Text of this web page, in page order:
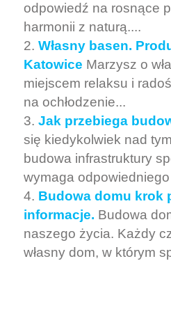
odpowiedź na rosnące
harmonii z naturą....
Własny basen.
Katowice Marzysz o
miejscem relaksu i
na ochłodzenie...
Jak przebiega
się kiedykolwiek nad
budowa infrastruktury
wymaga
Budowa domu krok
informacje. Budowa
naszego życia. Każdy
własny dom, w którym